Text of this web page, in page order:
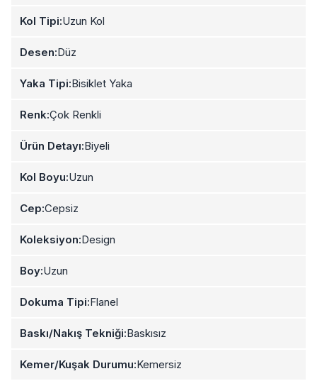
Kol Tipi:Uzun Kol
Desen:Düz
Yaka Tipi:Bisiklet Yaka
Renk:Çok Renkli
Ürün Detayı:Biyeli
Kol Boyu:Uzun
Cep:Cepsiz
Koleksiyon:Design
Boy:Uzun
Dokuma Tipi:Flanel
Baskı/Nakış Tekniği:Baskısız
Kemer/Kuşak Durumu:Kemersiz